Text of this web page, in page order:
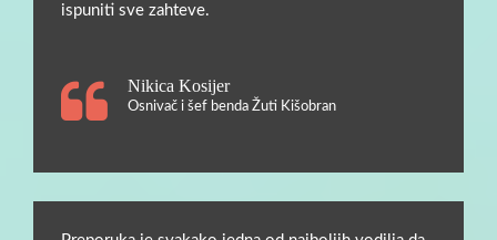
ispuniti sve zahteve.
Nikica Kosijer
Osnivač i šef benda Žuti Kišobran